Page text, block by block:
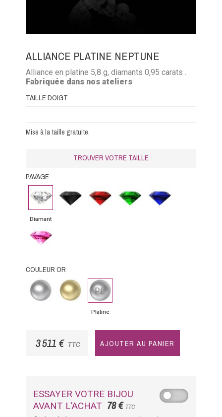
ALLIANCE PLATINE NEPTUNE
Alliance en platine 5,8 g, diamants 0,95 carats .
Fabriquée dans nos ateliers
TAILLE DOIGT
Mise à la taille gratuite.
TROUVER VOTRE TAILLE
PAVAGE
Diamant
Diamant
Diamant
noir
Rubis Emeraude Saphir
bleu
Saphir
rose
COULEUR OR
Or
Blanc
Or
Jaune
Platine
Platine
3 511 € TTC AJOUTER AU PANIER
ESSAYER VOTRE BIJOU
AVANT L’ACHAT 78 € TTC